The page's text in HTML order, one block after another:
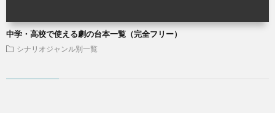
中学・高校で使える劇の台本一覧（完全フリー）
シナリオジャンル別一覧